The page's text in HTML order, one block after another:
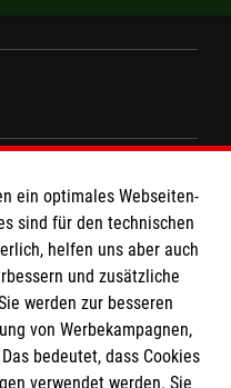
ein optimales Webseiten-
sind für den technischen
helfen uns aber auch
und zusätzliche
werden zur besseren
von Werbekampagnen,
bedeutet, dass Cookies
verwendet werden. Sie